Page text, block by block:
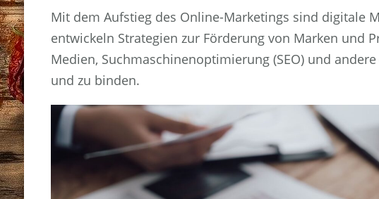
Mit dem Aufstieg des Online-Marketings sind digitale
entwickeln Strategien zur Förderung von Marken und
Medien, Suchmaschinenoptimierung (SEO) und
und zu binden.